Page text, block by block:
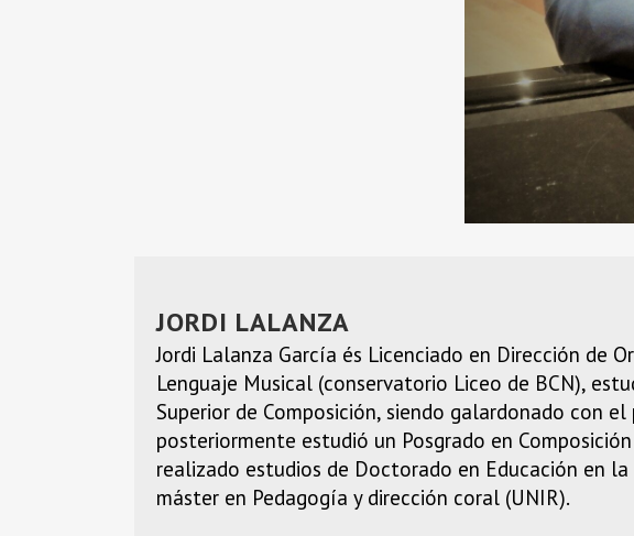
JORDI LALANZA
Jordi Lalanza García és Licenciado en Dirección de
Lenguaje Musical (conservatorio Liceo de BCN),
Superior de Composición, siendo galardonado con
posteriormente estudió un Posgrado en
realizado estudios de Doctorado en Educación en
máster en Pedagogía y dirección coral (UNIR).